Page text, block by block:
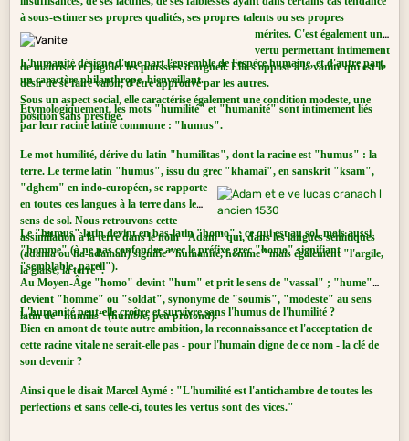
sens de sol. Nous retrouvons cette
assimilation à la terre dans le nom "Adam" qui, dans les langues sémitiques
(adama ou ha-adamah) signifie "humanité, homme" mais également "l'argile,
la glaise, la terre".
Le "humus" latin devint en bas-latin "homo" : ce qui est au sol, mais aussi
"homme" (à ne pas confondre avec le préfixe grec "homo" signifiant
Au Moyen-Âge "homo" devint "hum" et prit le sens de "vassal" ; "hume"
devient "homme" ou "soldat", synonyme de "soumis", "modeste" au sens
latin de "humilis" (humble, peu profond).
L'humanité peut-elle croître et survivre sans l'humus de l'humilité ?
Bien en amont de toute autre ambition, la reconnaissance et l'acceptation de
cette racine vitale ne serait-elle pas - pour l'humain digne de ce nom - la clé de
son devenir ?
Ainsi que le disait Marcel Aymé : "L'humilité est l'antichambre de toutes les
perfections et sans celle-ci, toutes les vertus sont des vices."